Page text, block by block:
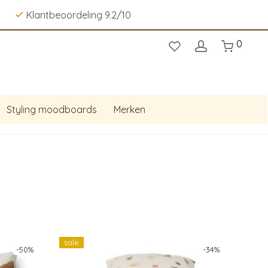
Klantbeoordeling 9.2/10
0
Styling moodboards Merken
-50% -34%
sale